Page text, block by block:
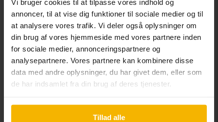
Vi bruger cookies til at tilpasse vores indhold og
annoncer, til at vise dig funktioner til sociale medier og til
at analysere vores trafik. Vi deler også oplysninger om
din brug af vores hjemmeside med vores partnere inden
for sociale medier, annonceringspartnere og
analysepartnere. Vores partnere kan kombinere disse
data med andre oplysninger, du har givet dem, eller som
de har indsamlet fra din brug af deres tjenester.
Tillad alle